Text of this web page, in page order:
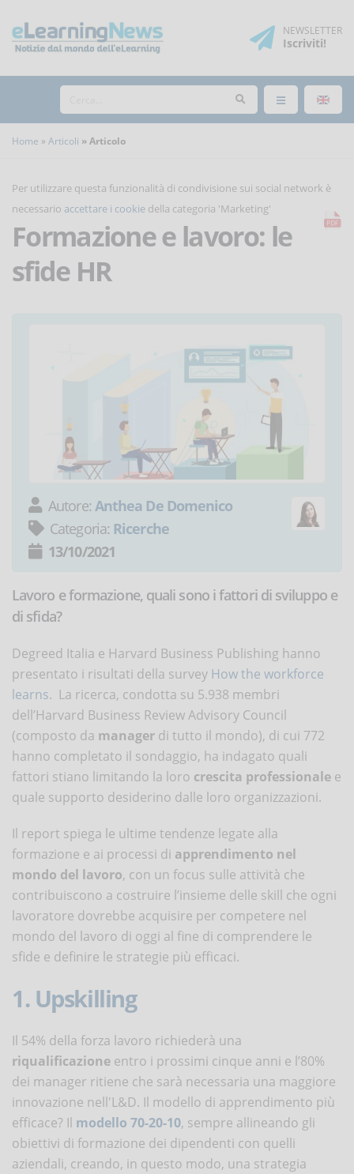
NEWSLETTER
Iscriviti!
Home Articoli Articolo
Per utilizzare questa funzionalità di condivisione sui social network è
necessario accettare i cookie della categoria 'Marketing'
Formazione e lavoro: le
sfide HR
Autore: Anthea De Domenico
Categoria: Ricerche
13/10/2021
Lavoro e formazione, quali sono i fattori di sviluppo e
di sfida?
Degreed Italia e Harvard Business Publishing hanno
presentato i risultati della survey How the workforce
learns. La ricerca, condotta su 5.938 membri
dell’Harvard Business Review Advisory Council
(composto da manager di tutto il mondo), di cui 772
hanno completato il sondaggio, ha indagato quali
fattori stiano limitando la loro crescita professionale e
quale supporto desiderino dalle loro organizzazioni.
Il report spiega le ultime tendenze legate alla
formazione e ai processi di apprendimento nel
mondo del lavoro, con un focus sulle attività che
contribuiscono a costruire l’insieme delle skill che ogni
lavoratore dovrebbe acquisire per competere nel
mondo del lavoro di oggi al fine di comprendere le
sfide e definire le strategie più efficaci.
1. Upskilling
Il 54% della forza lavoro richiederà una
riqualificazione entro i prossimi cinque anni e l’80%
dei manager ritiene che sarà necessaria una maggiore
innovazione nell'L&D. Il modello di apprendimento più
efficace? Il modello 70-20-10, sempre allineando gli
obiettivi di formazione dei dipendenti con quelli
aziendali, creando, in questo modo, una strategia